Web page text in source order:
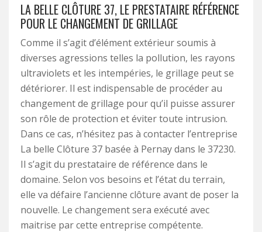
LA BELLE CLÔTURE 37, LE PRESTATAIRE RÉFÉRENCE
POUR LE CHANGEMENT DE GRILLAGE
Comme il s’agit d’élément extérieur soumis à
diverses agressions telles la pollution, les rayons
ultraviolets et les intempéries, le grillage peut se
détériorer. Il est indispensable de procéder au
changement de grillage pour qu’il puisse assurer
son rôle de protection et éviter toute intrusion.
Dans ce cas, n’hésitez pas à contacter l’entreprise
La belle Clôture 37 basée à Pernay dans le 37230.
Il s’agit du prestataire de référence dans le
domaine. Selon vos besoins et l’état du terrain,
elle va défaire l’ancienne clôture avant de poser la
nouvelle. Le changement sera exécuté avec
maitrise par cette entreprise compétente.